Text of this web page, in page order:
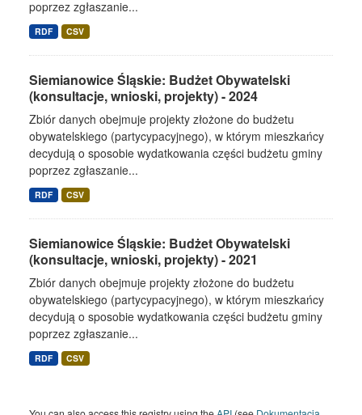
poprzez zgłaszanie...
RDF CSV
Siemianowice Śląskie: Budżet Obywatelski
(konsultacje, wnioski, projekty) - 2024
Zbiór danych obejmuje projekty złożone do budżetu
obywatelskiego (partycypacyjnego), w którym mieszkańcy
decydują o sposobie wydatkowania części budżetu gminy
poprzez zgłaszanie...
RDF CSV
Siemianowice Śląskie: Budżet Obywatelski
(konsultacje, wnioski, projekty) - 2021
Zbiór danych obejmuje projekty złożone do budżetu
obywatelskiego (partycypacyjnego), w którym mieszkańcy
decydują o sposobie wydatkowania części budżetu gminy
poprzez zgłaszanie...
RDF CSV